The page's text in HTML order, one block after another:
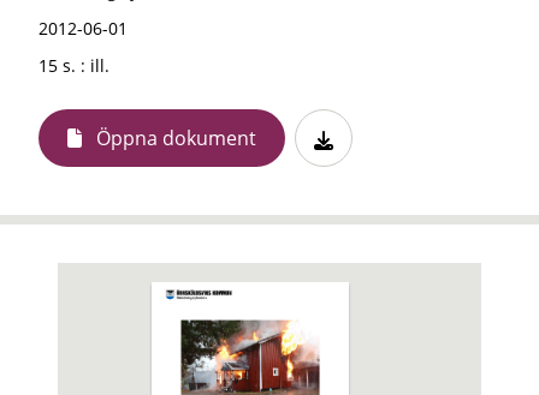
2012-06-01
15 s. : ill.
Öppna dokument